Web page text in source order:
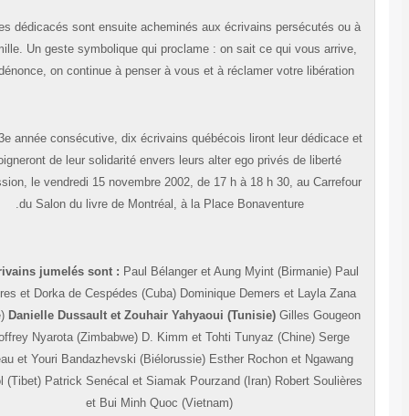
Ces livres dédicacés sont ensuite acheminés aux écrivains persécutés ou
leur famille. Un geste symbolique qui proclame : on sait ce qui vous
on le dénonce, on continue à penser à vous et à réclamer votre libération.
Pour la 3e année consécutive, dix écrivains québécois liront leur dédicace
témoigneront de leur solidarité envers leurs alter ego privés de liberté
d’expression, le vendredi 15 novembre 2002, de 17 h à 18 h 30, au
du Salon du livre de Montréal, à la Place Bonaventure.
Les écrivains jumelés sont :Paul Bélanger et Aung Myint (Birmanie)
Bussières et Dorka de Cespédes (Cuba) Dominique Demers et Layla
(Turquie)Danielle Dussault et Zouhair Yahyaoui (Tunisie)Gilles
et Geoffrey Nyarota (Zimbabwe) D. Kimm et Tohti Tunyaz (Chine) Serge
Mongeau et Youri Bandazhevski (Biélorussie) Esther Rochon et Ngawang
Sangdrol (Tibet) Patrick Senécal et Siamak Pourzand (Iran) Robert
et Bui Minh Quoc (Vietnam)